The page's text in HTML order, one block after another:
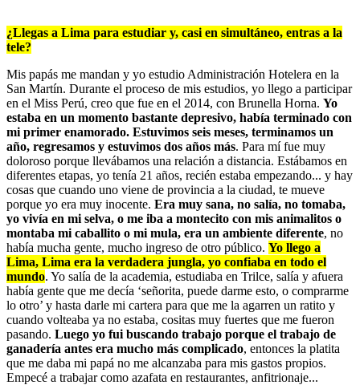
¿Llegas a Lima para estudiar y, casi en simultáneo, entras a la
tele?
Mis papás me mandan y yo estudio Administración Hotelera en la
San Martín. Durante el proceso de mis estudios, yo llego a participar
en el Miss Perú, creo que fue en el 2014, con Brunella Horna. Yo
estaba en un momento bastante depresivo, había terminado con
mi primer enamorado. Estuvimos seis meses, terminamos un
año, regresamos y estuvimos dos años más. Para mí fue muy
doloroso porque llevábamos una relación a distancia. Estábamos en
diferentes etapas, yo tenía 21 años, recién estaba empezando... y hay
cosas que cuando uno viene de provincia a la ciudad, te mueve
porque yo era muy inocente. Era muy sana, no salía, no tomaba,
yo vivía en mi selva, o me iba a montecito con mis animalitos o
montaba mi caballito o mi mula, era un ambiente diferente, no
había mucha gente, mucho ingreso de otro público. Yo llego a
Lima, Lima era la verdadera jungla, yo confiaba en todo el
mundo. Yo salía de la academia, estudiaba en Trilce, salía y afuera
había gente que me decía ‘señorita, puede darme esto, o comprarme
lo otro’ y hasta darle mi cartera para que me la agarren un ratito y
cuando volteaba ya no estaba, cositas muy fuertes que me fueron
pasando. Luego yo fui buscando trabajo porque el trabajo de
ganadería antes era mucho más complicado, entonces la platita
que me daba mi papá no me alcanzaba para mis gastos propios.
Empecé a trabajar como azafata en restaurantes, anfitrionaje...